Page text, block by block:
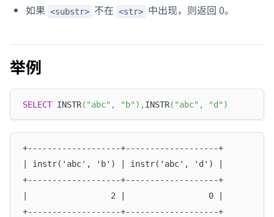
如果 <substr> 不在 <str> 中出现，则返回 0。
举例
SELECT INSTR( "abc" , "b" ) ,INSTR( "abc" , "d" )
+-------------------+-------------------+
| instr('abc', 'b') | instr('abc', 'd') |
+-------------------+-------------------+
|                 2 |                 0 |
+-------------------+-------------------+